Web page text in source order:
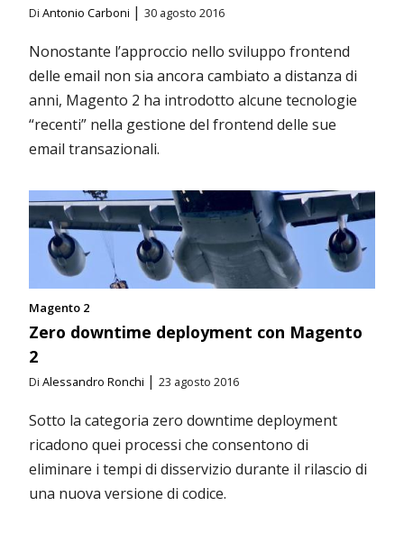
Di Antonio Carboni | 30 agosto 2016
Nonostante l’approccio nello sviluppo frontend
delle email non sia ancora cambiato a distanza di
anni, Magento 2 ha introdotto alcune tecnologie
“recenti” nella gestione del frontend delle sue
email transazionali.
Magento 2
Zero downtime deployment con Magento
2
Di Alessandro Ronchi | 23 agosto 2016
Sotto la categoria zero downtime deployment
ricadono quei processi che consentono di
eliminare i tempi di disservizio durante il rilascio di
una nuova versione di codice.